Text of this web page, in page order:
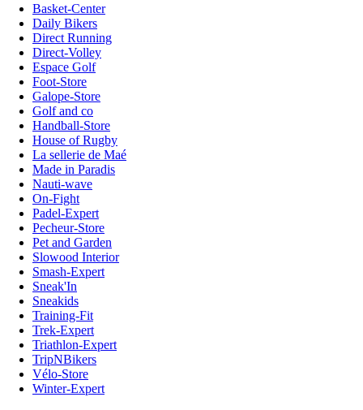
Basket-Center
Daily Bikers
Direct Running
Direct-Volley
Espace Golf
Foot-Store
Galope-Store
Golf and co
Handball-Store
House of Rugby
La sellerie de Maé
Made in Paradis
Nauti-wave
On-Fight
Padel-Expert
Pecheur-Store
Pet and Garden
Slowood Interior
Smash-Expert
Sneak'In
Sneakids
Training-Fit
Trek-Expert
Triathlon-Expert
TripNBikers
Vélo-Store
Winter-Expert